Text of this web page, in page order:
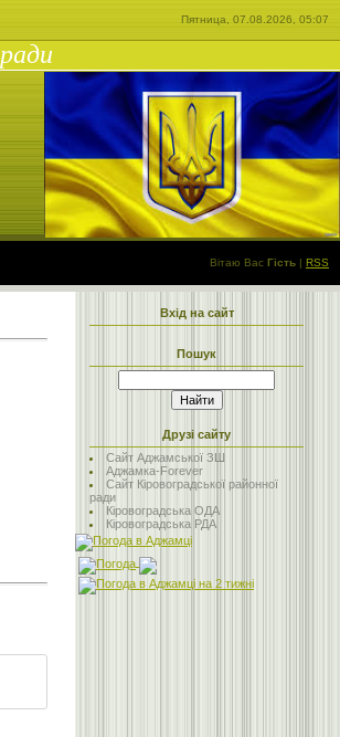
Пятница, 07.08.2026, 05:07
Вітаю Вас Гість | RSS
Вхід на сайт
Пошук
Друзі сайту
Сайт Аджамської ЗШ
Аджамка-Forever
Сайт Кіровоградської районної
ради
Кіровоградська ОДА
Кіровоградська РДА